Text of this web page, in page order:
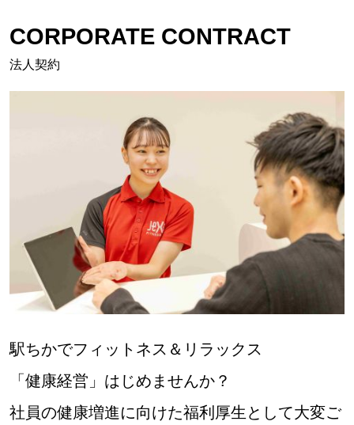
CORPORATE CONTRACT
法人契約
駅ちかでフィットネス＆リラックス
「健康経営」はじめませんか？
社員の健康増進に向けた福利厚生として大変ご